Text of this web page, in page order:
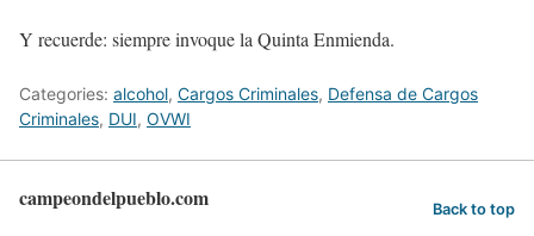
Y recuerde: siempre invoque la Quinta Enmienda.
Categories: alcohol, Cargos Criminales, Defensa de Cargos
Criminales, DUI, OVWI
campeondelpueblo.com Back to top